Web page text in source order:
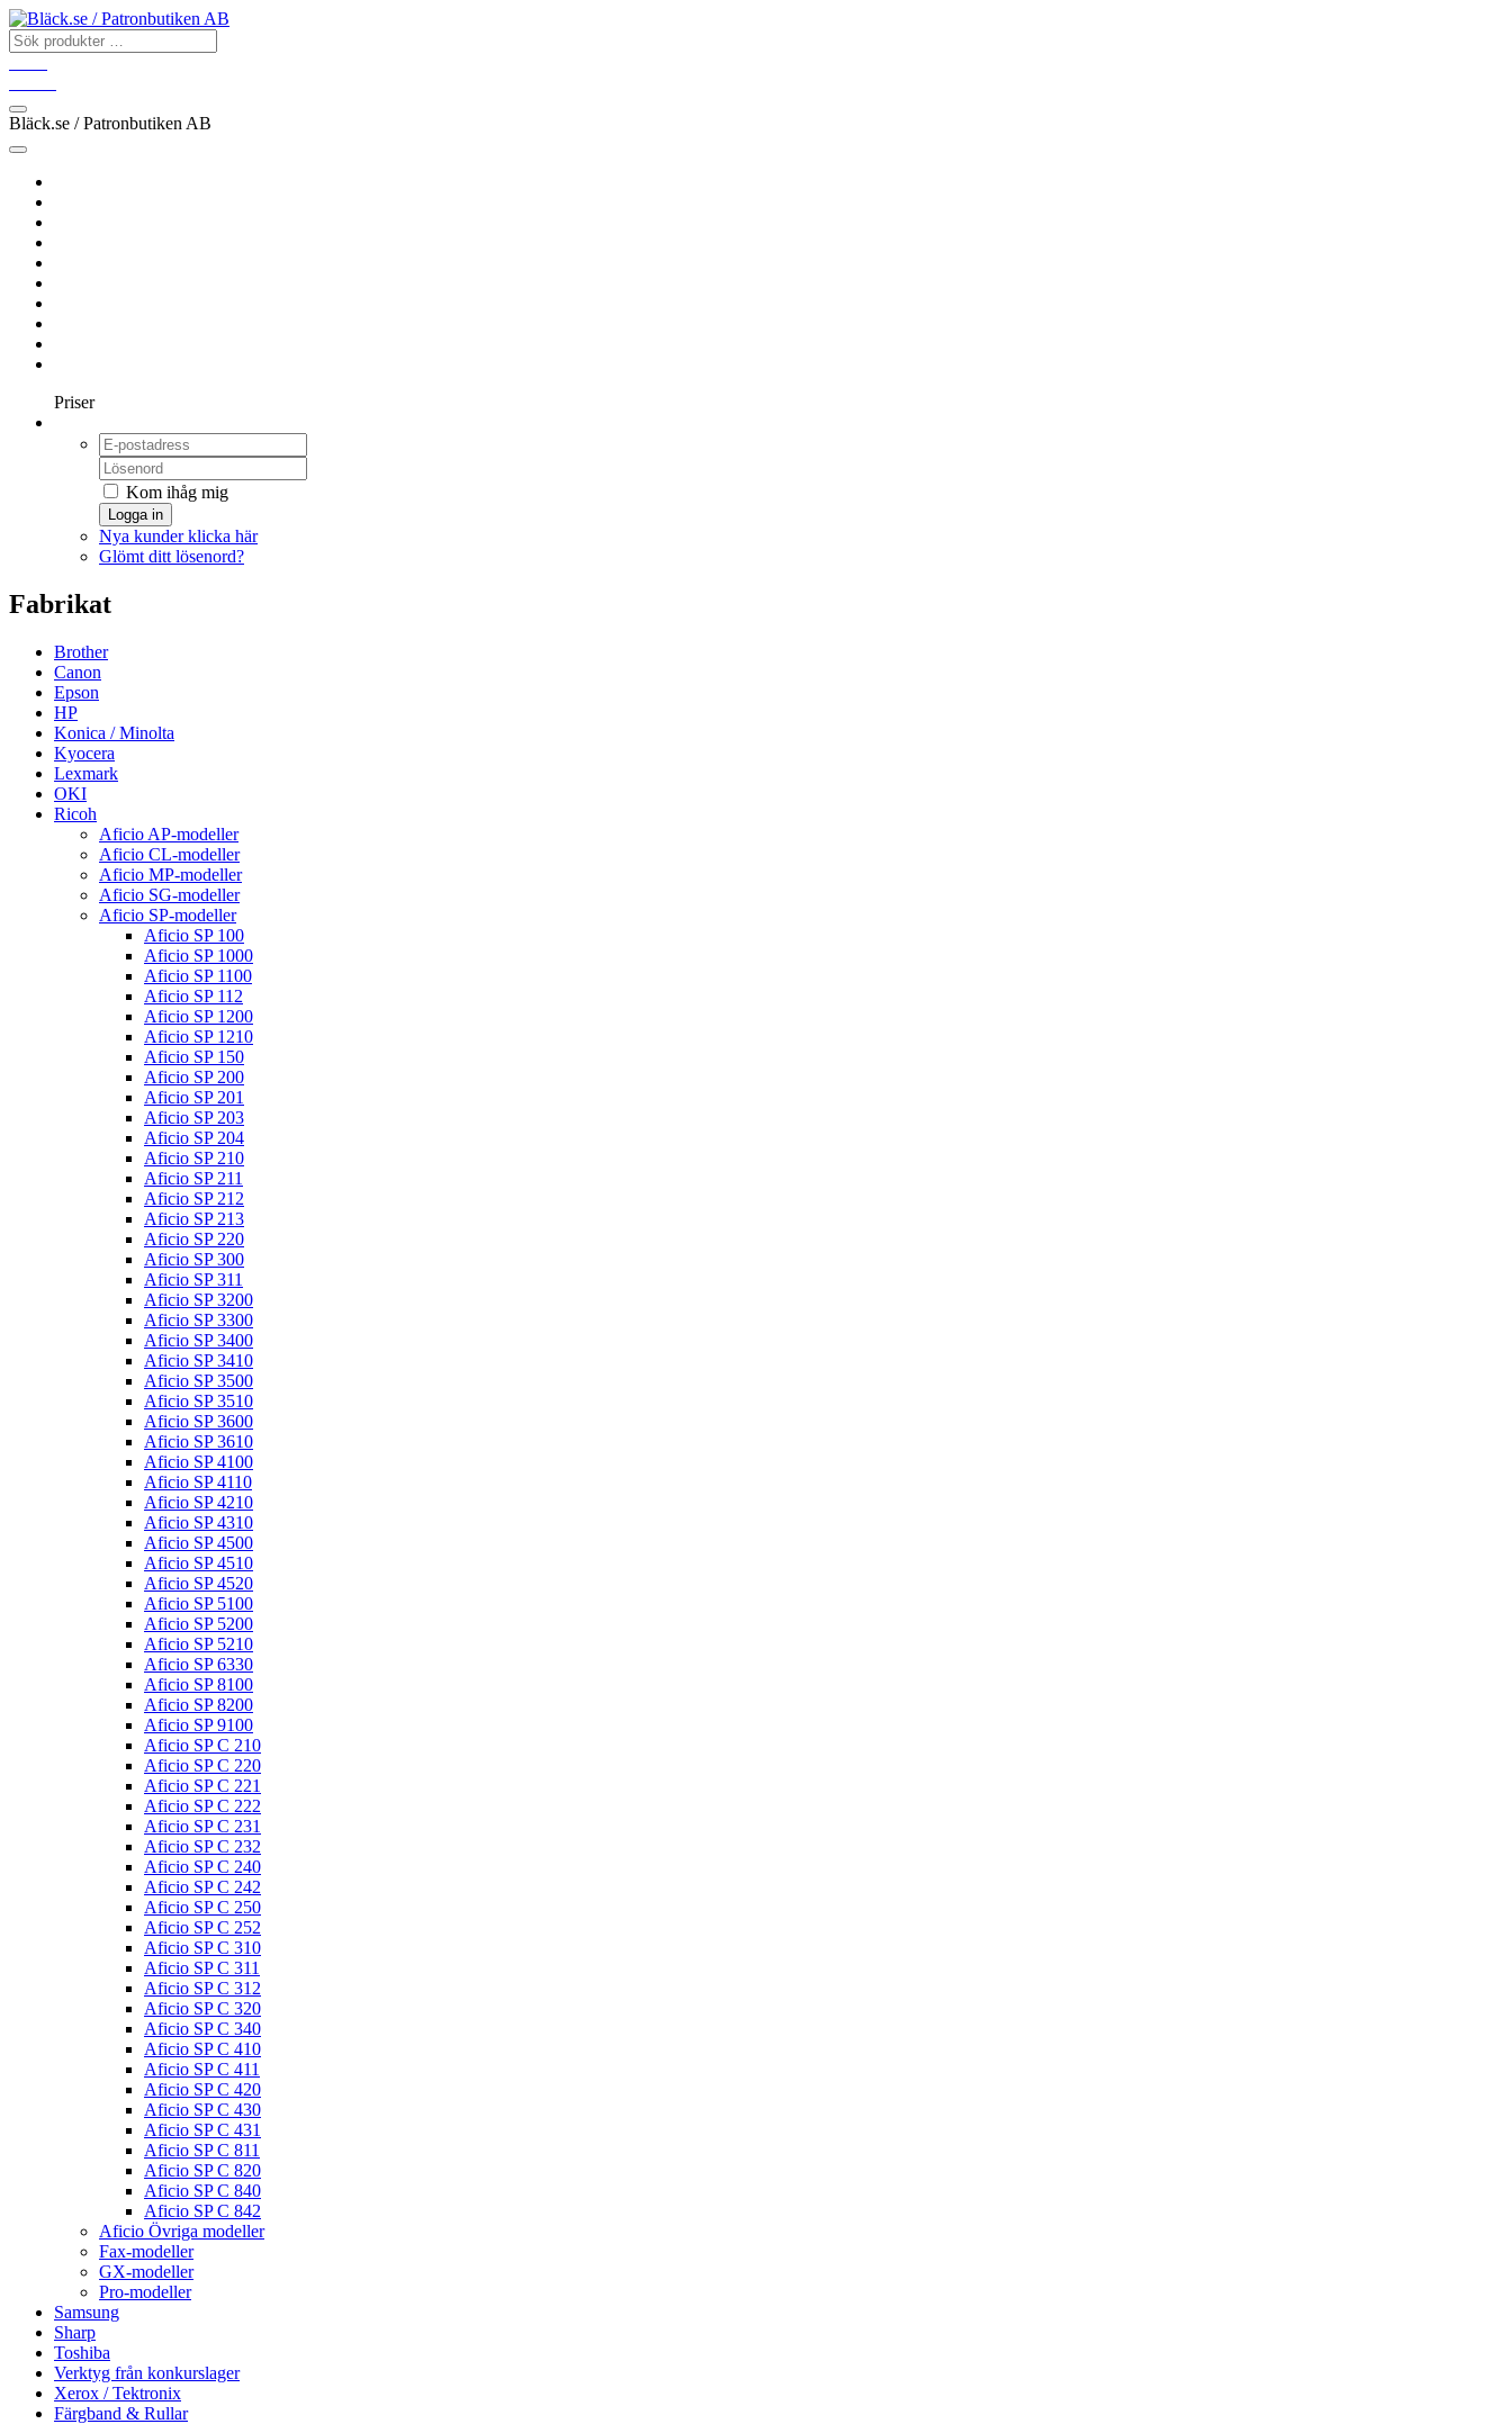
Bläck.se / Patronbutiken AB
Priser
Kom ihåg mig
Logga in
Nya kunder klicka här
Glömt ditt lösenord?
Fabrikat
Brother
Canon
Epson
HP
Konica / Minolta
Kyocera
Lexmark
OKI
Ricoh
Aficio AP-modeller
Aficio CL-modeller
Aficio MP-modeller
Aficio SG-modeller
Aficio SP-modeller
Aficio SP 100
Aficio SP 1000
Aficio SP 1100
Aficio SP 112
Aficio SP 1200
Aficio SP 1210
Aficio SP 150
Aficio SP 200
Aficio SP 201
Aficio SP 203
Aficio SP 204
Aficio SP 210
Aficio SP 211
Aficio SP 212
Aficio SP 213
Aficio SP 220
Aficio SP 300
Aficio SP 311
Aficio SP 3200
Aficio SP 3300
Aficio SP 3400
Aficio SP 3410
Aficio SP 3500
Aficio SP 3510
Aficio SP 3600
Aficio SP 3610
Aficio SP 4100
Aficio SP 4110
Aficio SP 4210
Aficio SP 4310
Aficio SP 4500
Aficio SP 4510
Aficio SP 4520
Aficio SP 5100
Aficio SP 5200
Aficio SP 5210
Aficio SP 6330
Aficio SP 8100
Aficio SP 8200
Aficio SP 9100
Aficio SP C 210
Aficio SP C 220
Aficio SP C 221
Aficio SP C 222
Aficio SP C 231
Aficio SP C 232
Aficio SP C 240
Aficio SP C 242
Aficio SP C 250
Aficio SP C 252
Aficio SP C 310
Aficio SP C 311
Aficio SP C 312
Aficio SP C 320
Aficio SP C 340
Aficio SP C 410
Aficio SP C 411
Aficio SP C 420
Aficio SP C 430
Aficio SP C 431
Aficio SP C 811
Aficio SP C 820
Aficio SP C 840
Aficio SP C 842
Aficio Övriga modeller
Fax-modeller
GX-modeller
Pro-modeller
Samsung
Sharp
Toshiba
Verktyg från konkurslager
Xerox / Tektronix
Färgband & Rullar